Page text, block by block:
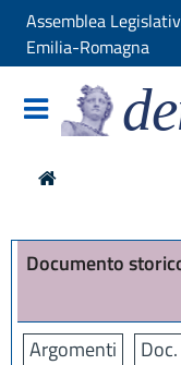
Assemblea
Emilia-Romagna
Documento
Argomenti